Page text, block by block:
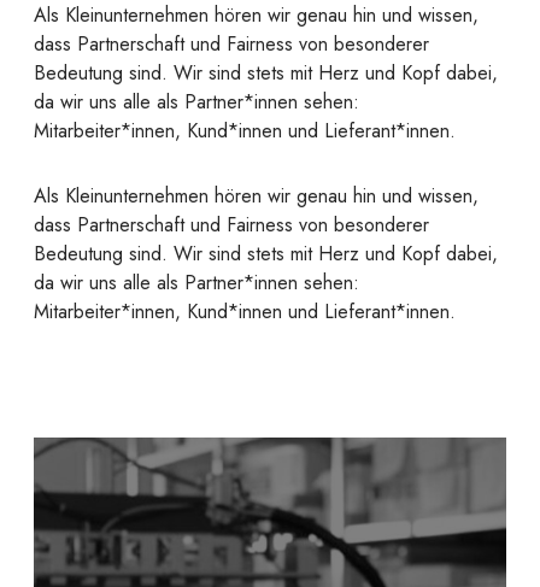
Als Kleinunternehmen hören wir genau hin und wissen,
dass Partnerschaft und Fairness von besonderer
Bedeutung sind. Wir sind stets mit Herz und Kopf dabei,
da wir uns alle als Partner*innen sehen:
Mitarbeiter*innen, Kund*innen und Lieferant*innen.
Als Kleinunternehmen hören wir genau hin und wissen,
dass Partnerschaft und Fairness von besonderer
Bedeutung sind. Wir sind stets mit Herz und Kopf dabei,
da wir uns alle als Partner*innen sehen:
Mitarbeiter*innen, Kund*innen und Lieferant*innen.